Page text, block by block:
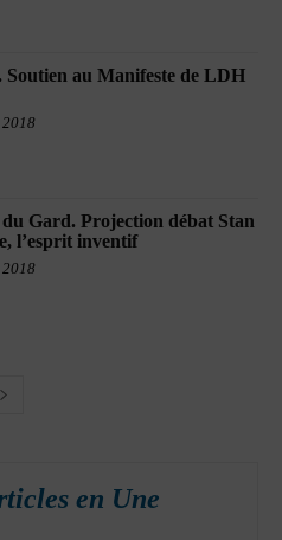
Soutien au Manifeste de LDH
du Gard. Projection débat Stan
l’esprit inventif
en Une